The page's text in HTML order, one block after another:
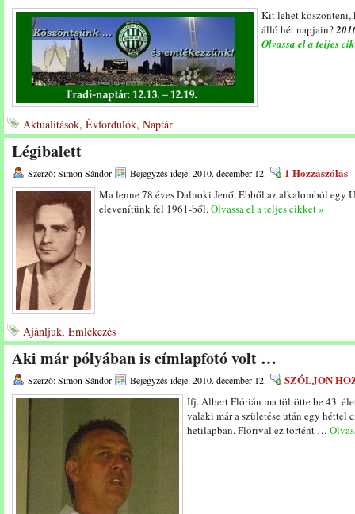
Kit lehet köszönteni,
álló hét napjain?
Olvassa el a teljes
Aktualitások, Évfordulók, Naptár
Légibalett
Szerző: Simon Sándor Bejegyzés ideje: 2010. december 12. 1 Hozzászólás
Ma lenne 78 éves Dalnoki Jenő. Ebből az alkalomból egy
elevenítünk fel 1961-ből.Olvassa el a teljes cikket »
Ajánljuk, Emlékezés
Aki már pólyában is címlapfotó volt …
Szerző: Simon Sándor Bejegyzés ideje: 2010. december 12. SZÓLJON
Ifj. Albert Flórián ma töltötte be 43.
valaki már a születése után egy héttel
hetilapban. Flórival ez történt …